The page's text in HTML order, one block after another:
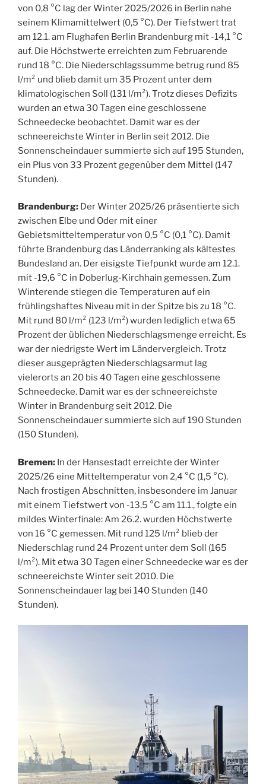
von 0,8 °C lag der Winter 2025/2026 in Berlin nahe
seinem Klimamittelwert (0,5 °C). Der Tiefstwert trat
am 12.1. am Flughafen Berlin Brandenburg mit -14,1 °C
auf. Die Höchstwerte erreichten zum Februarende
rund 18 °C. Die Niederschlagssumme betrug rund 85
l/m² und blieb damit um 35 Prozent unter dem
klimatologischen Soll (131 l/m²). Trotz dieses Defizits
wurden an etwa 30 Tagen eine geschlossene
Schneedecke beobachtet. Damit war es der
schneereichste Winter in Berlin seit 2012. Die
Sonnenscheindauer summierte sich auf 195 Stunden,
ein Plus von 33 Prozent gegenüber dem Mittel (147
Stunden).
Brandenburg: Der Winter 2025/26 präsentierte sich
zwischen Elbe und Oder mit einer
Gebietsmitteltemperatur von 0,5 °C (0,1 °C). Damit
führte Brandenburg das Länderranking als kältestes
Bundesland an. Der eisigste Tiefpunkt wurde am 12.1.
mit -19,6 °C in Doberlug-Kirchhain gemessen. Zum
Winterende stiegen die Temperaturen auf ein
frühlingshaftes Niveau mit in der Spitze bis zu 18 °C.
Mit rund 80 l/m² (123 l/m²) wurden lediglich etwa 65
Prozent der üblichen Niederschlagsmenge erreicht. Es
war der niedrigste Wert im Ländervergleich. Trotz
dieser ausgeprägten Niederschlagsarmut lag
vielerorts an 20 bis 40 Tagen eine geschlossene
Schneedecke. Damit war es der schneereichste
Winter in Brandenburg seit 2012. Die
Sonnenscheindauer summierte sich auf 190 Stunden
(150 Stunden).
Bremen: In der Hansestadt erreichte der Winter
2025/26 eine Mitteltemperatur von 2,4 °C (1,5 °C).
Nach frostigen Abschnitten, insbesondere im Januar
mit einem Tiefstwert von -13,5 °C am 11.1., folgte ein
mildes Winterfinale: Am 26.2. wurden Höchstwerte
von 16 °C gemessen. Mit rund 125 l/m² blieb der
Niederschlag rund 24 Prozent unter dem Soll (165
l/m²). Mit etwa 30 Tagen einer Schneedecke war es der
schneereichste Winter seit 2010. Die
Sonnenscheindauer lag bei 140 Stunden (140
Stunden).